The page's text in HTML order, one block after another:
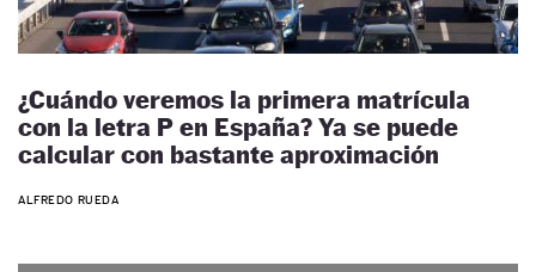
¿Cuándo veremos la primera matrícula
con la letra P en España? Ya se puede
calcular con bastante aproximación
ALFREDO RUEDA